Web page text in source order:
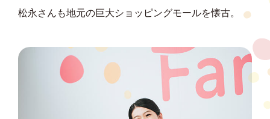
松永さんも地元の巨大ショッピングモールを懐古。